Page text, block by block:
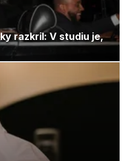
razkril: V studiu je,